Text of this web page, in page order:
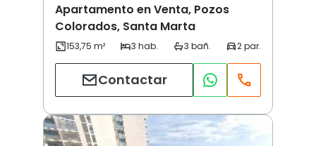
Apartamento en Venta, Pozos
Colorados, Santa Marta
Contactar